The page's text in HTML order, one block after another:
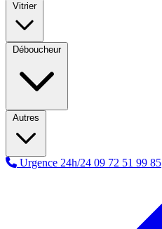
Vitrier
Déboucheur
Autres
Urgence 24h/24 09 72 51 99 85